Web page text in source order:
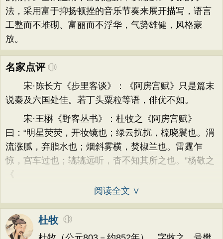
法，采用富于抑扬顿挫的音乐节奏来展开描写，语言
工整而不堆砌、富丽而不浮华，气势雄健，风格豪
放。
名家点评
宋·陈长方《步里客谈》：《阿房宫赋》只是篇末
说秦及六国处佳。若丁头粟粒等语，俳优不如。
宋·王楙《野客丛书》：杜牧之《阿房宫赋》
曰：“明星荧荧，开妆镜也；绿云扰扰，梳晓鬟也。渭
流涨腻，弃脂水也；烟斜雾横，焚椒兰也。雷霆乍
惊，宫车过也；辘辘远听，杳不知其所之也。”杨敬之
《
阅读全文 ∨
杜牧